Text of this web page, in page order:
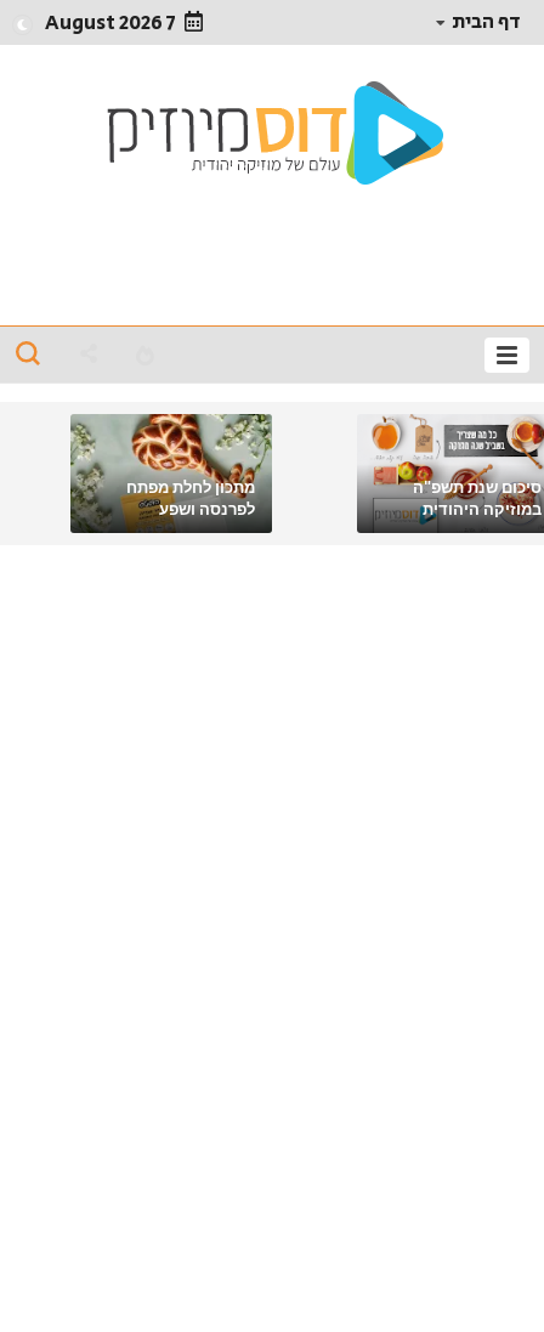
דף הבית 7 August 2026
סיכום שנת תשפ"ה
במוזיקה היהודית
מתכון לחלת מפתח
לפרנסה ושפע